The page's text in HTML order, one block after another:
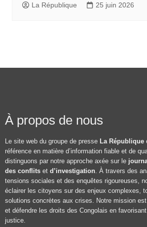
La République 25 juin 2026
À propos de nous
Le site web du groupe de presse La République
référence en matière d’information fiable et de
distinguons par notre approche axée sur le
des conflits et d’investigation. À travers des
tensions sociales et des enquêtes rigoureuses,
éclairer les citoyens sur des enjeux complexes,
solutions concrètes aux crises. Notre mission est
et défendre les droits des Congolais en
justice.